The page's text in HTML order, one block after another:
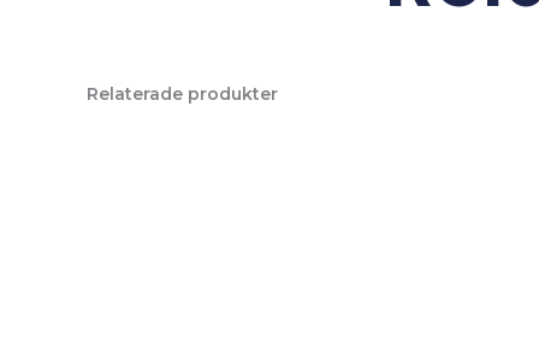
Relaterade produkter